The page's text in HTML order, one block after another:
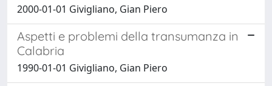
2000-01-01 Givigliano, Gian Piero
Aspetti e problemi della transumanza in
Calabria
1990-01-01 Givigliano, Gian Piero